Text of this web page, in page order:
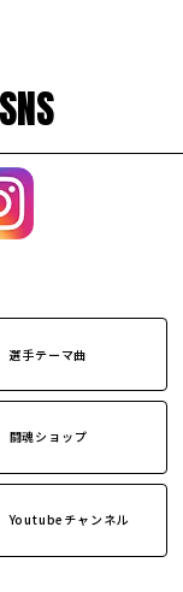
選手テーマ曲
闘魂ショップ
Youtubeチャンネル